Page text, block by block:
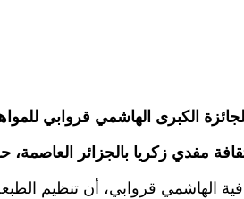
مفدي زكريا بالجزائر
الهاشمي قروابي، أن تنظيم